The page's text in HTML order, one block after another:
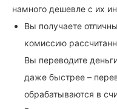
намного дешевле с их
Вы получаете
комиссию
Вы переводите
даже быстрее –
обрабатываются в